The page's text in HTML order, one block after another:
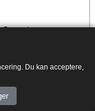
Du kan acceptere,
Denne type